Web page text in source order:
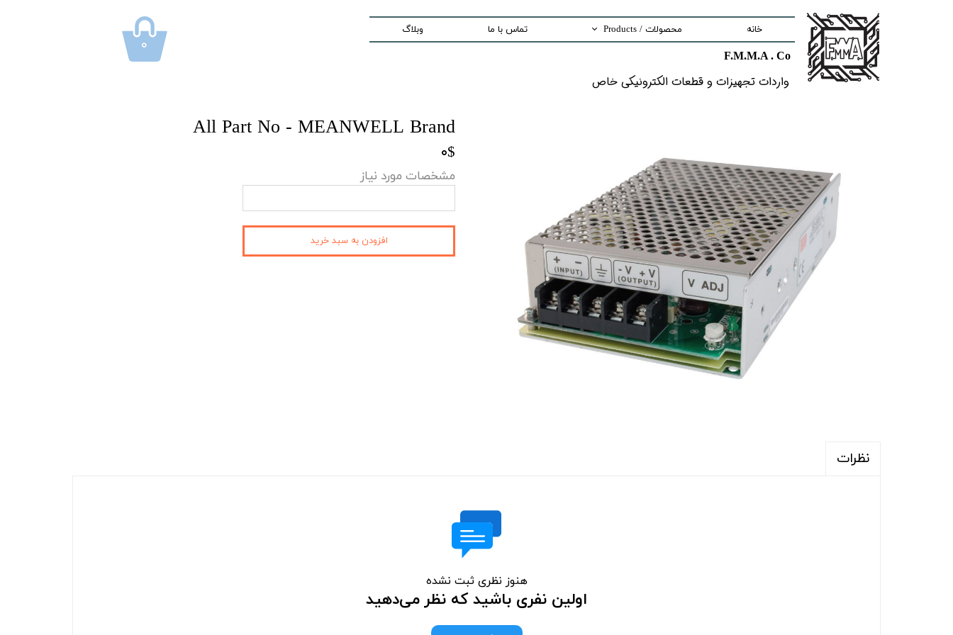
خانه محصولات / Products
Measurement Equipment
Security And Inspection Solutions
Production and Assemble -PCB Electronic Boards
تماس با ما وبلاگ
F.M.M.A . Co
واردات تجهیزات و قطعات الکترونیکى خاص​​​​​​​
۰
All Part No - MEANWELL Brand
۰$
مشخصات مورد نیاز
افزودن به سبد خرید
نظرات
هنوز نظری ثبت نشده
اولین نفری باشید که نظر می‌دهید